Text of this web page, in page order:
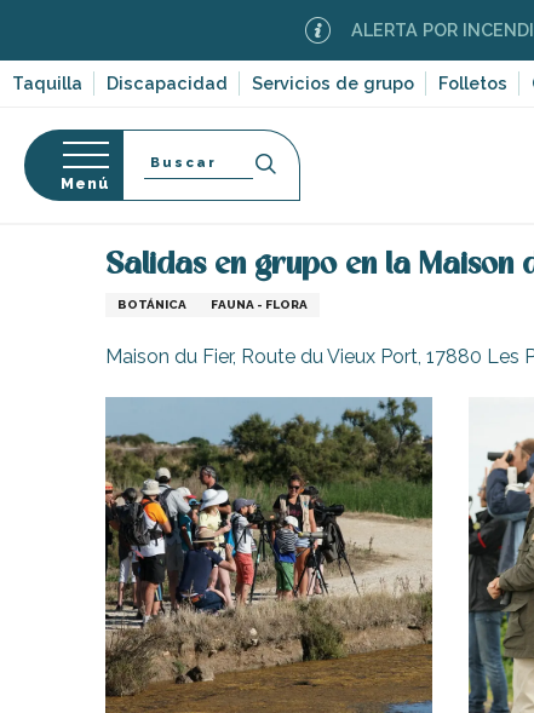
contenu
principal
Taquilla Discapacidad Servicios de grupo Folletos
ALERTA POR INCENDIOS
sur-
Portes-en-Ré
Plage
Martin-de-Ré
Menú
Buscar
Página Web
Salidas en grupo en la Maison
BOTÁNICA FAUNA - FLORA
Maison du Fier, Route du Vieux Port, 17880 Les